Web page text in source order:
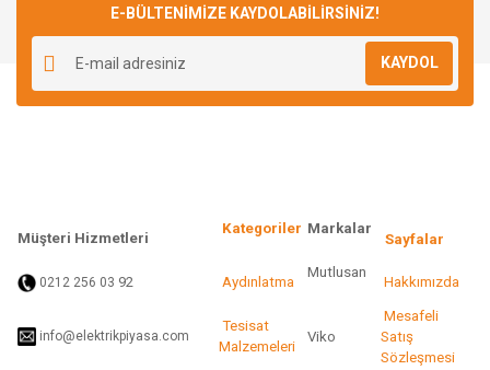
E-BÜLTENİMİZE KAYDOLABİLİRSİNİZ!
KAYDOL
Müşteri Hizmetleri
Kategoriler Markalar
Sayfalar
0212 256 03 92 Aydınlatma
Mutlusan
Hakkımızda
info@elektrikpiyasa.com
Tesisat
Malzemeleri
Viko
Mesafeli
Satış
Sözleşmesi